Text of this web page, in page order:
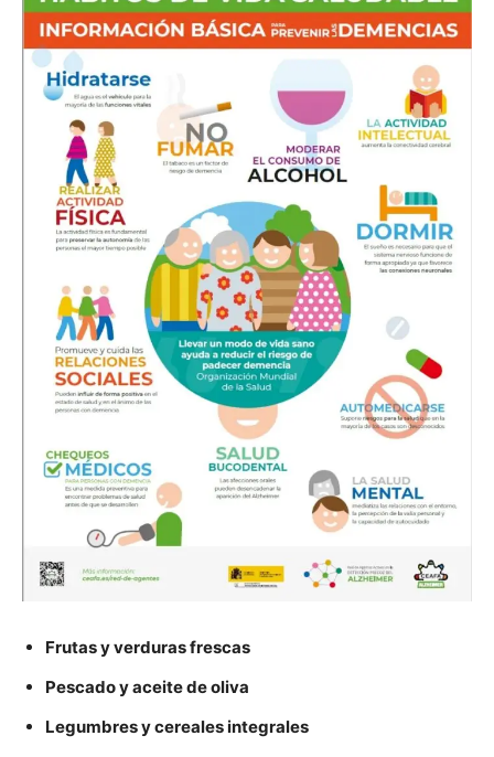
Frutas y verduras frescas
Pescado y aceite de oliva
Legumbres y cereales integrales